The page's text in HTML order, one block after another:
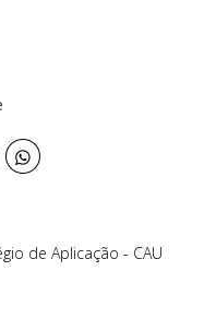
de Aplicação - CAU